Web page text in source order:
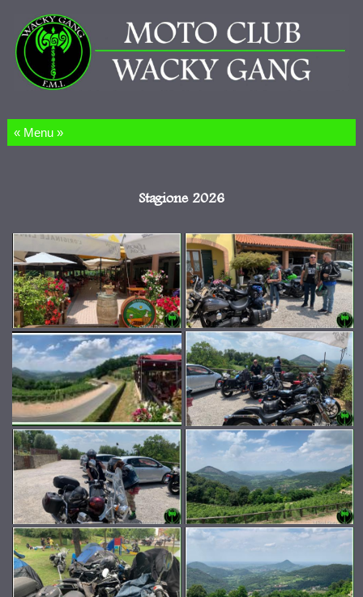
Salta al contenuto
Stagione 2026